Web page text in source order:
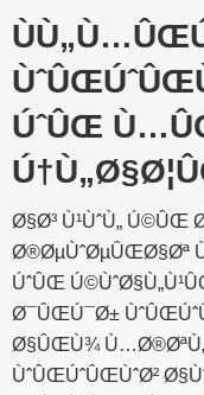
ÚˆÛŒ
Ø§Ø³ Ù¹ÙˆÙ„ Ú©ÛŒ
Ø®ØµÙˆØµÛŒØ§Øª
ÚˆÛŒ
Ø¯ÛŒÚ¯Ø±
Ø§ÛŒÙ¾
ÙˆÛŒÚˆÛŒÙˆØ²